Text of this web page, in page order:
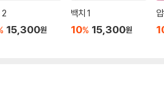
2
15,300원
백치 1
10% 15,300원